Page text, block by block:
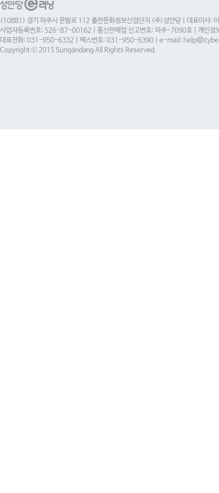
(10881) 경기 파주시 문발로 112 출판문화정보산업단지 (주)성안당 | 대표이사:
사업자등록번호: 526-87-00162 | 통신판매업 신고번호: 파주-7090호 | 개인정
대표전화: 031-950-6332 | 팩스번호: 031-950-6390 | e-mail:
Copyright ⓒ 2015 Sungandang All Rights Reserved.